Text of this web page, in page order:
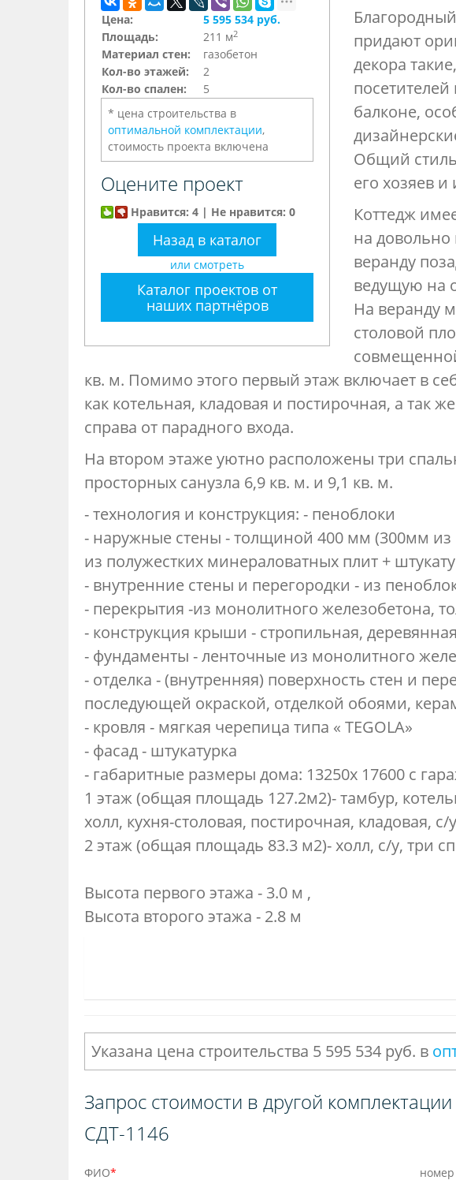
Цена:
5 595 534 руб.
Площадь:
211 м2
Материал стен:
газобетон
Кол-во этажей:
2
Кол-во спален:
5
* цена строительства в
оптимальной комплектации,
стоимость проекта включена
Оцените проект
Нравится: 4 | Не нравится: 0
Назад в каталог
или смотреть
Каталог проектов от
наших партнёров
придают
декора
балконе,
Общий стиль
его хозяев
Коттедж
на довольно
веранду
ведущую на
На веранду
столовой
кв. м. Помимо этого первый этаж включает в
как котельная, кладовая и постирочная, а так
справа от парадного входа.
На втором этаже уютно расположены три
просторных санузла 6,9 кв. м. и 9,1 кв. м.
- технология и конструкция: - пеноблоки
- наружные стены - толщиной 400 мм (300мм из
из полужестких минераловатных плит +
- внутренние стены и перегородки - из
- перекрытия -из монолитного железобетона,
- конструкция крыши - стропильная, деревянная
- фундаменты - ленточные из монолитного
- отделка - (внутренняя) поверхность стен и
последующей окраской, отделкой обоями,
- кровля - мягкая черепица типа « TEGOLA»
- фасад - штукатурка
- габаритные размеры дома: 13250х 17600 с
1 этаж (общая площадь 127.2м2)- тамбур,
холл, кухня-столовая, постирочная, кладовая,
2 этаж (общая площадь 83.3 м2)- холл, с/у, три
Высота первого этажа - 3.0 м ,
Высота второго этажа - 2.8 м
Указана цена строительства 5 595 534 руб. в
Запрос стоимости в другой
СДТ-1146
ФИО* номер